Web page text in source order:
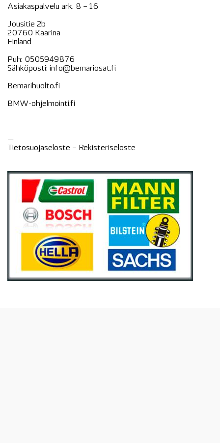
Asiakaspalvelu ark. 8 – 16
Jousitie 2b
20760 Kaarina
Finland
Puh: 0505949876
Sähköposti: info@bemariosat.fi
Bemarihuolto.fi
BMW-ohjelmointi.fi
—
Tietosuojaseloste – Rekisteriseloste